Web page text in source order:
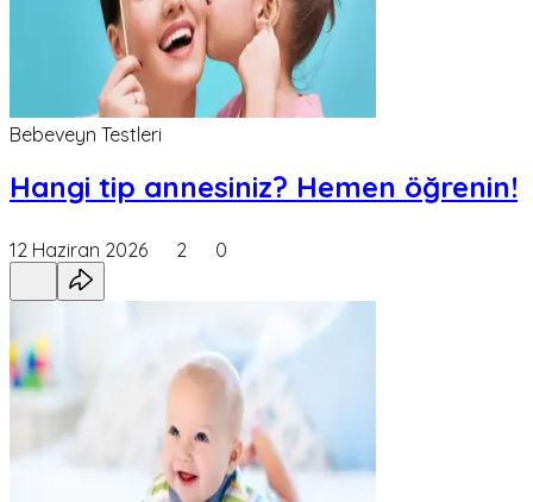
Bebeveyn Testleri
Hangi tip annesiniz? Hemen öğrenin!
12 Haziran 2026 2 0